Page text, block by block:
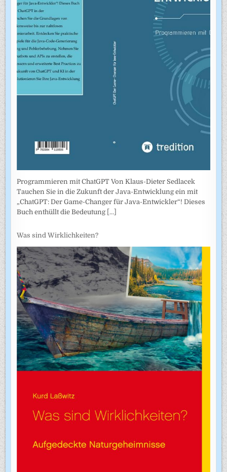
Programmieren mit ChatGPT Von Klaus-Dieter Sedlacek
Tauchen Sie in die Zukunft der Java-Entwicklung ein mit
„ChatGPT: Der Game-Changer für Java-Entwickler“! Dieses
Buch enthüllt die Bedeutung [...]
Was sind Wirklichkeiten?